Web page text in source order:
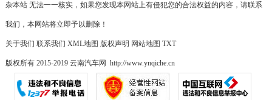
杂本站 无法一一核实，如果您发现本网站上有侵犯您的合法权益的内容，请联系
我们，本网站将立即予以删除！
关于我们 联系我们 XML地图 版权声明 网站地图 TXT
版权所有 2015-2019 云南汽车网 http://www.ynqiche.cn